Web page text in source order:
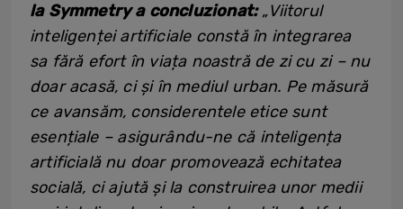
la Symmetry a concluzionat:„Viitorul
inteligenței artificiale constă în integrarea
sa fără efort în viața noastră de zi cu zi – nu
doar acasă, ci și în mediul urban. Pe măsură
ce avansăm, considerentele etice sunt
esențiale – asigurându-ne că inteligența
artificială nu doar promovează echitatea
socială, ci ajută și la construirea unor medii